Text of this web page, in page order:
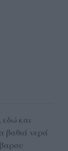
και
βαθιά νερά